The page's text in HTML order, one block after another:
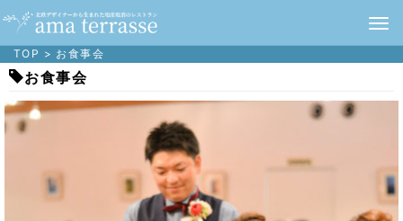
TOP > お食事会
お食事会